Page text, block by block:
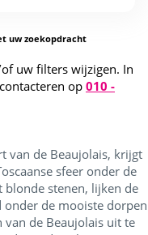
uw zoekopdracht
uw filters wijzigen. In
op 010 -
van de Beaujolais, krijgt
sfeer onder de
stenen, lijken de
onder de mooiste dorpen
de Beaujolais uit te